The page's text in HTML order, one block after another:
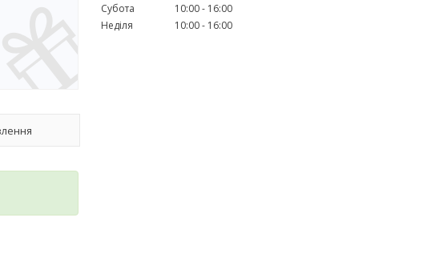
Субота
10:00
16:00
Неділя
10:00 16:00